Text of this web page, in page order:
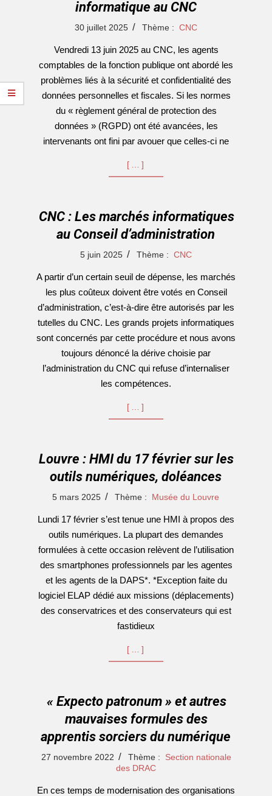
informatique au CNC
30 juillet 2025 Thème : CNC
Vendredi 13 juin 2025 au CNC, les agents
comptables de la fonction publique ont abordé les
problèmes liés à la sécurité et confidentialité des
données personnelles et fiscales. Si les normes
du « règlement général de protection des
données » (RGPD) ont été avancées, les
intervenants ont fini par avouer que celles-ci ne
[…]
CNC : Les marchés informatiques
au Conseil d’administration
05
5 juin 2025 Thème : CNC
A partir d’un certain seuil de dépense, les marchés
les plus coûteux doivent être votés en Conseil
d’administration, c’est-à-dire être autorisés par les
tutelles du CNC. Les grands projets informatiques
sont concernés par cette procédure et nous avons
toujours dénoncé la dérive choisie par
l’administration du CNC qui refuse d’internaliser
les compétences.
[…]
Louvre : HMI du 17 février sur les
outils numériques, doléances
2025-
05
5 mars 2025 Thème : Musée du Louvre
Lundi 17 février s’est tenue une HMI à propos des
outils numériques. La plupart des demandes
formulées à cette occasion relèvent de l’utilisation
des smartphones professionnels par les agentes
et les agents de la DAPS*. *Exception faite du
logiciel ELAP dédié aux missions (déplacements)
des conservatrices et des conservateurs qui est
fastidieux
[…]
« Expecto patronum » et autres
mauvaises formules des
apprentis sorciers du numérique
2022-
27 novembre 2022 Thème :
Section nationale
des DRAC
En ces temps de modernisation des organisations